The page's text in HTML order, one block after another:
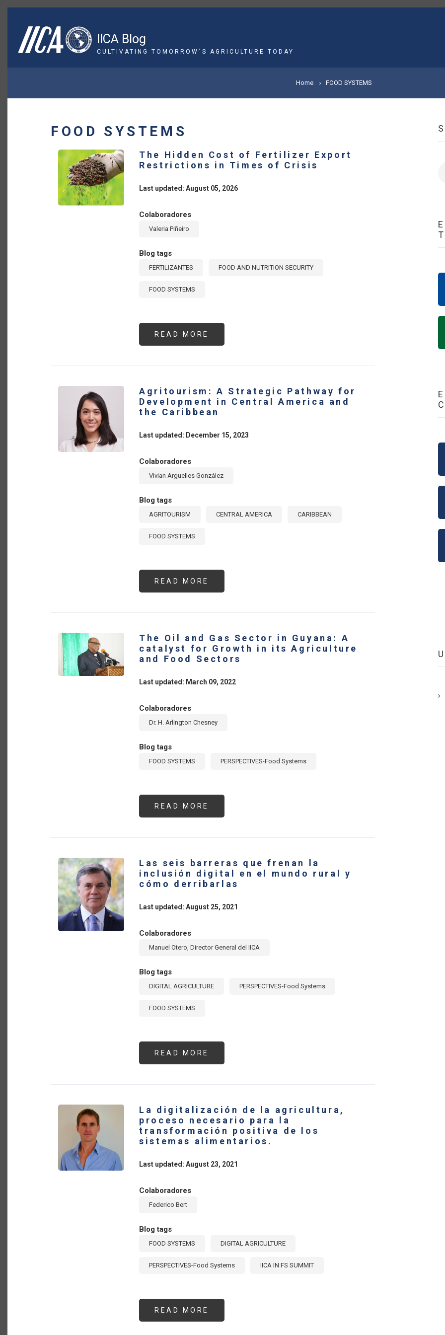
Skip
content
IICA Blog
CULTIVATING TOMORROW´S AGRICULTURE TODAY
Home FOOD SYSTEMS
FOOD SYSTEMS
The Hidden Cost of Fertilizer Export
Restrictions in Times of Crisis
Last updated: August 05, 2026
Colaboradores
Valeria Piñeiro
Blog tags
FERTILIZANTES FOOD AND NUTRITION SECURITY
FOOD SYSTEMS
READ MORE
HIDDEN
IN
TIMES
OF
CRISIS
Agritourism: A Strategic Pathway for
Development in Central America and
the Caribbean
Last updated: December 15, 2023
Colaboradores
Vivian Arguelles González
Blog tags
AGRITOURISM CENTRAL AMERICA CARIBBEAN
FOOD SYSTEMS
READ MORE
A
CENTRAL
AMERICA
AND
THE
CARIBBEAN
The Oil and Gas Sector in Guyana: A
catalyst for Growth in its Agriculture
and Food Sectors
Last updated: March 09, 2022
Colaboradores
Dr. H. Arlington Chesney
Blog tags
FOOD SYSTEMS PERSPECTIVES-Food Systems
READ MORE
OIL
A
CATALYST
FOR
GROWTH
IN
AGRICULTURE
AND
Las seis barreras que frenan la
inclusión digital en el mundo rural y
cómo derribarlas
Last updated: August 25, 2021
Colaboradores
Manuel Otero, Director General del IICA
Blog tags
DIGITAL AGRICULTURE PERSPECTIVES-Food Systems
FOOD SYSTEMS
READ MORE
SEIS
DIGITAL
EN
EL
MUNDO
RURAL
Y
La digitalización de la agricultura,
proceso necesario para la
transformación positiva de los
sistemas alimentarios.
Last updated: August 23, 2021
Colaboradores
Federico Bert
Blog tags
FOOD SYSTEMS DIGITAL AGRICULTURE
PERSPECTIVES-Food Systems IICA IN FS SUMMIT
READ MORE
DIGITALIZACIÓN